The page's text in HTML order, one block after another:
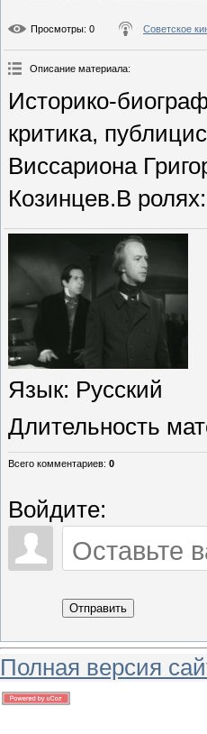
Просмотры: 0 Советское
Описание материала:
Историко-
критика,
Виссариона
Козинцев.В
Язык: Русский
Длительность
Всего комментариев: 0
Войдите:
Отправить
Полная версия